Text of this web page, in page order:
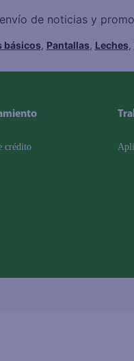
de noticias y
básicos, Pantallas, Leches,
crédito